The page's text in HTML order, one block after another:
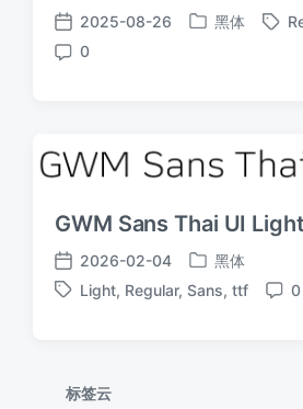
发
布
2025-08-26
发
黑体
标
评
0
GWM Sans Thai UI Light
发
布
2026-02-04
发
布
黑体
标
Light, Regular, Sans, ttf
评
0
标签云